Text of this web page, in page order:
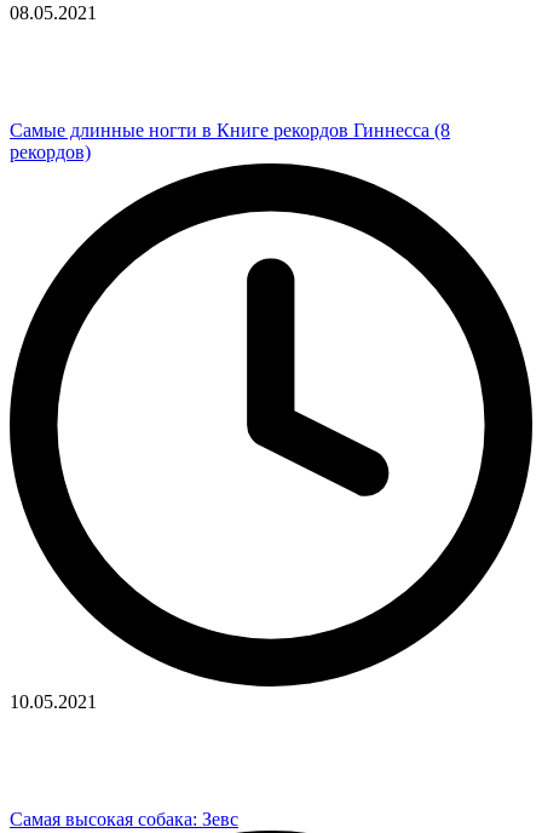
08.05.2021
Самые длинные ногти в Книге рекордов Гиннесса (8
рекордов)
10.05.2021
Самая высокая собака: Зевс